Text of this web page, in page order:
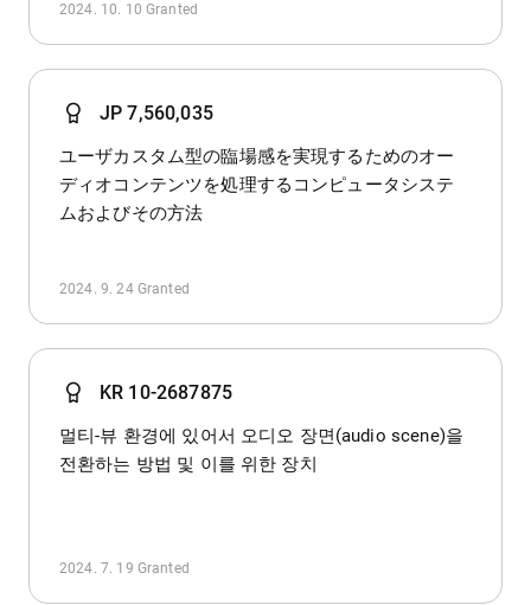
2024. 10. 10 Granted
JP 7,560,035
ユーザカスタム型の臨場感を実現するためのオー
ディオコンテンツを処理するコンピュータシステ
ムおよびその方法
2024. 9. 24 Granted
KR 10-2687875
멀티-뷰 환경에 있어서 오디오 장면(audio scene)을
전환하는 방법 및 이를 위한 장치
2024. 7. 19 Granted